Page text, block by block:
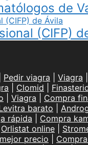
de
(CIFP)
Pedir viagra Viagra
Clomid
Viagra Compra
barato
rápida Compra
Orlistat online
precio